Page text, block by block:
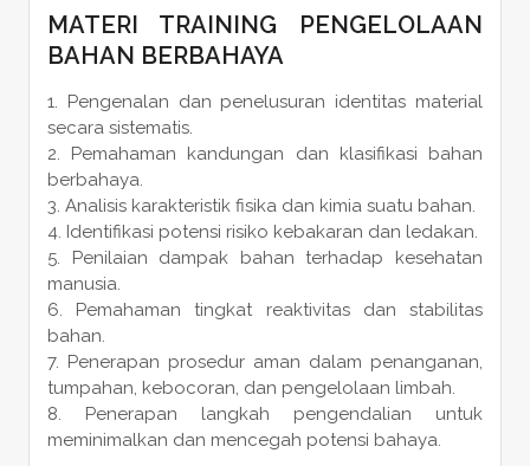
MATERI TRAINING PENGELOLAAN
BAHAN BERBAHAYA
Pengenalan dan penelusuran identitas material
secara sistematis.
Pemahaman kandungan dan klasifikasi bahan
berbahaya.
Analisis karakteristik fisika dan kimia suatu bahan.
Identifikasi potensi risiko kebakaran dan ledakan.
Penilaian dampak bahan terhadap kesehatan
manusia.
Pemahaman tingkat reaktivitas dan stabilitas
bahan.
Penerapan prosedur aman dalam penanganan,
tumpahan, kebocoran, dan pengelolaan limbah.
Penerapan langkah pengendalian untuk
meminimalkan dan mencegah potensi bahaya.